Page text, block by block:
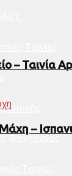
Ταινίες
εποχής
Φαντασίας
Ταινίες
– Ταινία
–